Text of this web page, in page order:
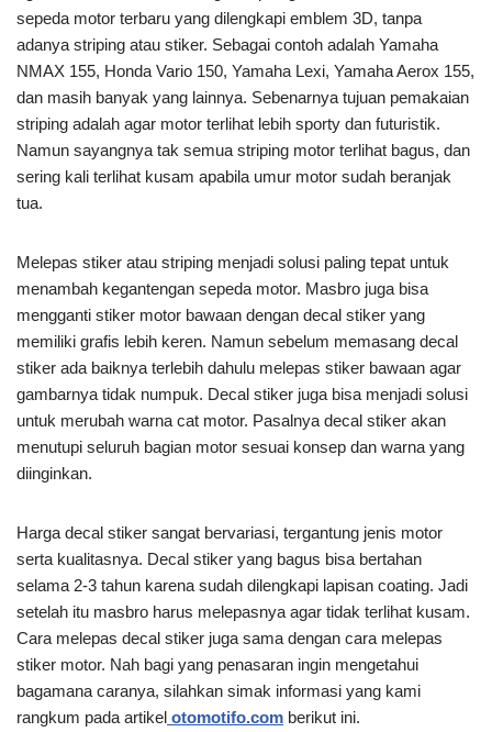
sepeda motor terbaru yang dilengkapi emblem 3D, tanpa
adanya striping atau stiker. Sebagai contoh adalah Yamaha
NMAX 155, Honda Vario 150, Yamaha Lexi, Yamaha Aerox 155,
dan masih banyak yang lainnya. Sebenarnya tujuan pemakaian
striping adalah agar motor terlihat lebih sporty dan futuristik.
Namun sayangnya tak semua striping motor terlihat bagus, dan
sering kali terlihat kusam apabila umur motor sudah beranjak
tua.
Melepas stiker atau striping menjadi solusi paling tepat untuk
menambah kegantengan sepeda motor. Masbro juga bisa
mengganti stiker motor bawaan dengan decal stiker yang
memiliki grafis lebih keren. Namun sebelum memasang decal
stiker ada baiknya terlebih dahulu melepas stiker bawaan agar
gambarnya tidak numpuk. Decal stiker juga bisa menjadi solusi
untuk merubah warna cat motor. Pasalnya decal stiker akan
menutupi seluruh bagian motor sesuai konsep dan warna yang
diinginkan.
Harga decal stiker sangat bervariasi, tergantung jenis motor
serta kualitasnya. Decal stiker yang bagus bisa bertahan
selama 2-3 tahun karena sudah dilengkapi lapisan coating. Jadi
setelah itu masbro harus melepasnya agar tidak terlihat kusam.
Cara melepas decal stiker juga sama dengan cara melepas
stiker motor. Nah bagi yang penasaran ingin mengetahui
bagamana caranya, silahkan simak informasi yang kami
rangkum pada artikel otomotifo.com berikut ini.